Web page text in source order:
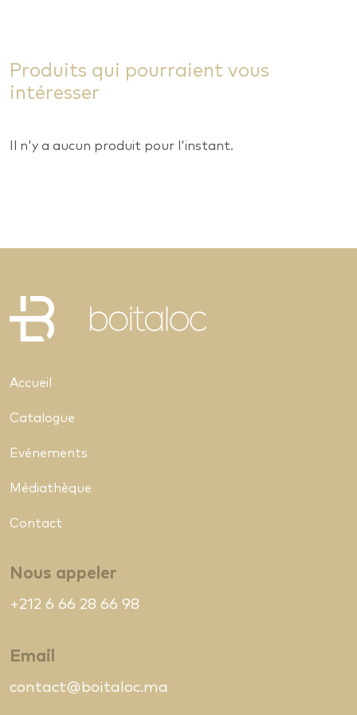
Produits qui pourraient vous
intéresser
Il n'y a aucun produit pour l'instant.
Accueil
Catalogue
Evénements
Médiathèque
Contact
Nous appeler
+212 6 66 28 66 98
Email
contact@boitaloc.ma